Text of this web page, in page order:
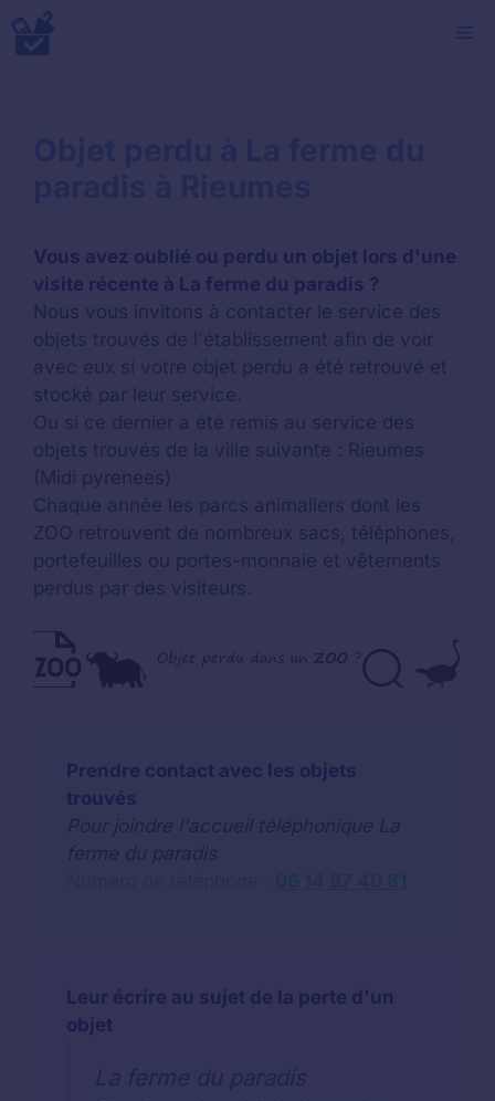
Aller
au
Vous avez oublié ou perdu un objet lors d'une
visite récente à La ferme du paradis ?
Nous vous invitons à contacter le service des
objets trouvés de l'établissement afin de voir
avec eux si votre objet perdu a été retrouvé et
stocké par leur service.
Ou si ce dernier a été remis au service des
objets trouvés de la ville suivante : Rieumes
(Midi pyrenees)
Chaque année les parcs animaliers dont les
ZOO retrouvent de nombreux sacs, téléphones,
portefeuilles ou portes-monnaie et vêtements
perdus par des visiteurs.
Prendre contact avec les objets
trouvés